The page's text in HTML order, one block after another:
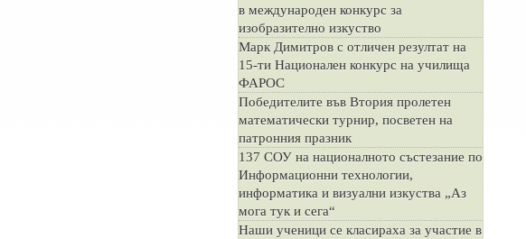
в международен конкурс за
изобразително изкуство
Марк Димитров с отличен резултат на
15-ти Национален конкурс на училища
ФАРОС
Победителите във Втория пролетен
математически турнир, посветен на
патронния празник
137 СОУ на националното състезание по
Информационни технологии,
информатика и визуални изкуства „Аз
мога тук и сега“
Наши ученици се класираха за участие в